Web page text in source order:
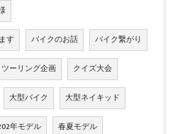
す バイクのお話 バイク繋がり
ツーリング企画 クイズ大会
大型バイク 大型ネイキッド
年モデル 春夏モデル